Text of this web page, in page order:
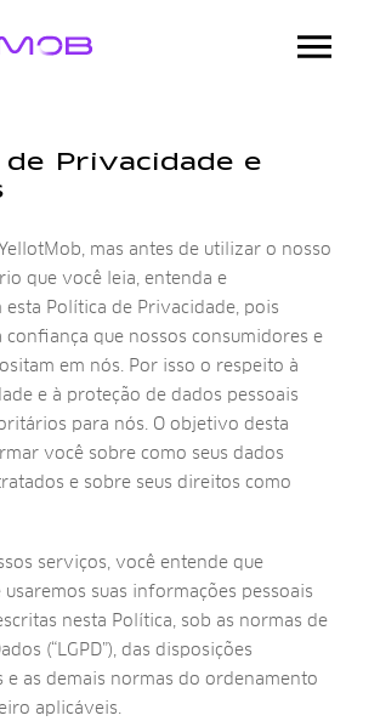
de Privacidade e
mas antes de utilizar o nosso
que você leia, entenda e
esta Política de Privacidade, pois
que nossos consumidores e
em nós. Por isso o respeito à
e à proteção de dados pessoais
para nós. O objetivo desta
você sobre como seus dados
e sobre seus direitos como
serviços, você entende que
suas informações pessoais
nesta Política, sob as normas de
(“LGPD”), das disposições
e as demais normas do ordenamento
aplicáveis.